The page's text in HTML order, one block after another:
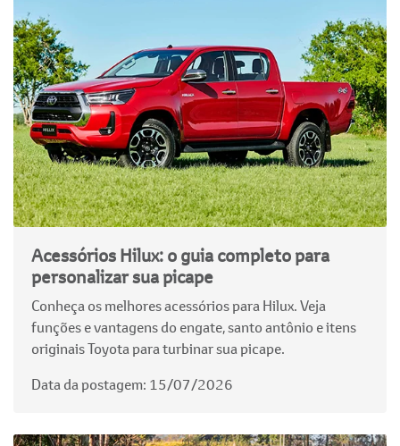
Acessórios Hilux: o guia completo para
personalizar sua picape
Conheça os melhores acessórios para Hilux. Veja
funções e vantagens do engate, santo antônio e itens
originais Toyota para turbinar sua picape.
Data da postagem: 15/07/2026